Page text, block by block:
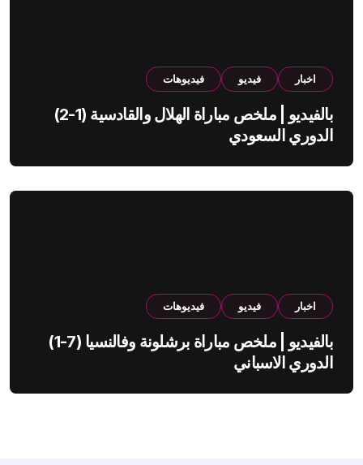
اخبار فيديو فيديوهات
بالفيديو | ملخص مباراة الهلال والقادسية (1-2)
الدوري السعودي
اخبار فيديو فيديوهات
بالفيديو | ملخص مباراة برشلونة وفالنسيا (7-1)
الدوري الاسباني